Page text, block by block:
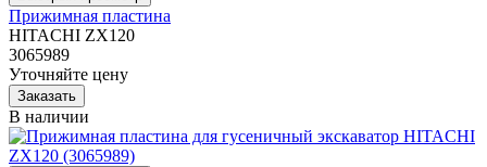
Прижимная пластина
HITACHI ZX120
3065989
Уточняйте цену
В наличии